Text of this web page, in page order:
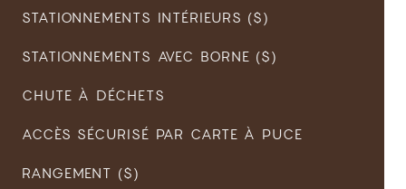
STATIONNEMENTS INTÉRIEURS ($)
STATIONNEMENTS AVEC BORNE ($)
CHUTE À DÉCHETS
ACCÈS SÉCURISÉ PAR CARTE À PUCE
RANGEMENT ($)